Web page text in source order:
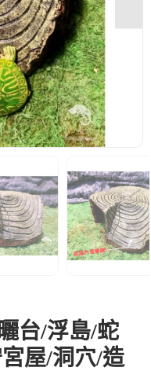
台/浮島/蛇
屋/洞穴/造